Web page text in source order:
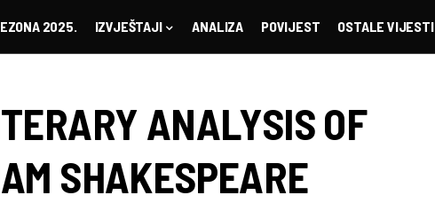
2025. IZVJEŠTAJI ANALIZA POVIJEST OSTALE VIJESTI
ANALYSIS OF
SHAKESPEARE